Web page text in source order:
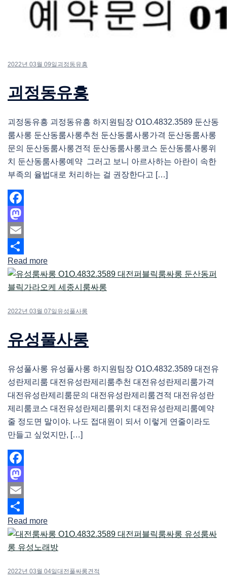
2022년 03월 09일 괴정동유흥
괴정동유흥
괴정동유흥 괴정동유흥 하지원팀장 O1O.4832.3589 둔산동
룸사롱 둔산동룸사롱추천 둔산동룸사롱가격 둔산동룸사롱
문의 둔산동룸사롱견적 둔산동룸사롱코스 둔산동룸사롱위
치 둔산동룸사롱예약 그러고 보니 아르사하는 아란이 속한
부족의 율법대로 처리하는 걸 권장한다고 […]
Facebook
Mastodon
Email
Share
Read more
2022년 03월 07일 유성풀사롱
유성풀사롱
유성풀사롱 유성풀사롱 하지원팀장 O1O.4832.3589 대전유
성란제리룸 대전유성란제리룸추천 대전유성란제리룸가격
대전유성란제리룸문의 대전유성란제리룸견적 대전유성란
제리룸코스 대전유성란제리룸위치 대전유성란제리룸예약
줄 정도면 말이야. 나도 접대원이 되서 이렇게 연줄이라도
만들고 싶었지만, […]
Facebook
Mastodon
Email
Share
Read more
2022년 03월 04일 대전풀싸롱견적